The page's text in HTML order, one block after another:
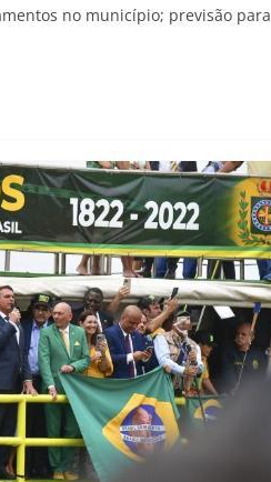
no município; previsão para